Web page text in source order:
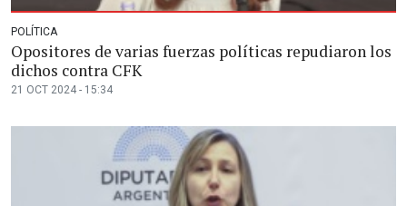
POLÍTICA
Opositores de varias fuerzas políticas repudiaron los
dichos contra CFK
21 OCT 2024 - 15:34